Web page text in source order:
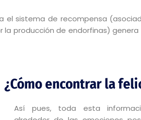
el sistema de recompensa
producción de endorfinas)
¿Cómo encontrar la
Así pues, toda esta